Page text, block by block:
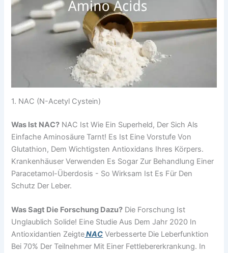
1. NAC (N-Acetyl Cystein)
Was Ist NAC? NAC Ist Wie Ein Superheld, Der Sich Als
Einfache Aminosäure Tarnt! Es Ist Eine Vorstufe Von
Glutathion, Dem Wichtigsten Antioxidans Ihres Körpers.
Krankenhäuser Verwenden Es Sogar Zur Behandlung Einer
Paracetamol-Überdosis - So Wirksam Ist Es Für Den
Schutz Der Leber.
Was Sagt Die Forschung Dazu? Die Forschung Ist
Unglaublich Solide! Eine Studie Aus Dem Jahr 2020 In
Antioxidantien ZeigteNAC Verbesserte Die Leberfunktion
Bei 70% Der Teilnehmer Mit Einer Fettlebererkrankung. In